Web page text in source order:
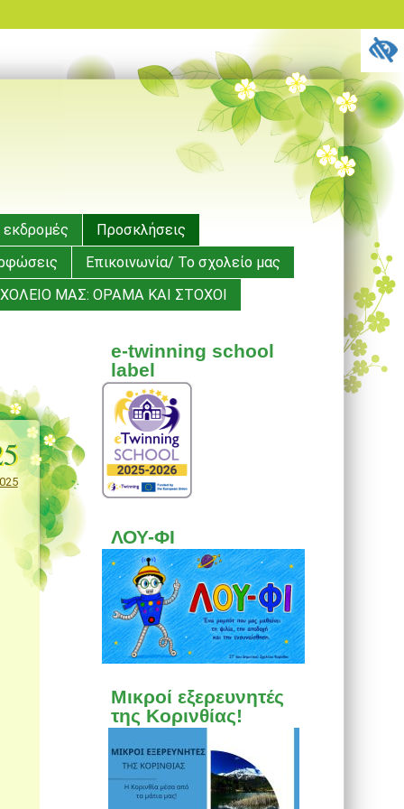
εκδρομές
Προσκλήσεις
Επικοινωνία/ Το σχολείο μας
ΜΑΣ: ΟΡΑΜΑ ΚΑΙ ΣΤΟΧΟΙ
e-twinning school
label
ΛΟΥ-ΦΙ
Μικροί εξερευνητές
της Κορινθίας!